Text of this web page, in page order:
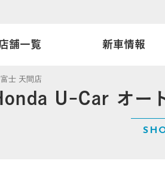
舗一覧
お店ブログ
富
新車情報
おすすめ車
法
点検
自
士 天間店
U-Car オー